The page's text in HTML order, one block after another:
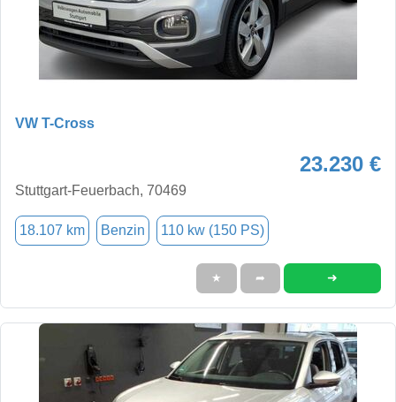
VW T-Cross
23.230 €
Stuttgart-Feuerbach, 70469
18.107 km Benzin 110 kw (150 PS)
★ ➦ ➜